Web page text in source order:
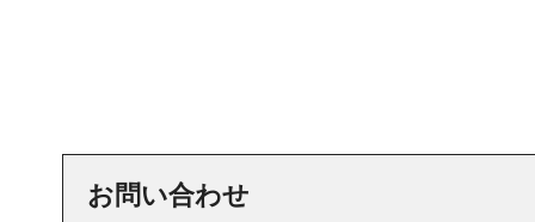
お問い合わせ